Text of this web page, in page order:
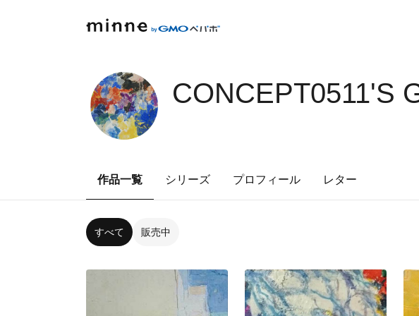
CONCEPT0511'S
作品一覧 シリーズ プロフィール レター
すべて 販売中